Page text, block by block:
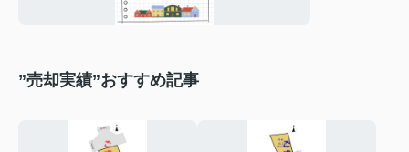
”売却実績”おすすめ記事